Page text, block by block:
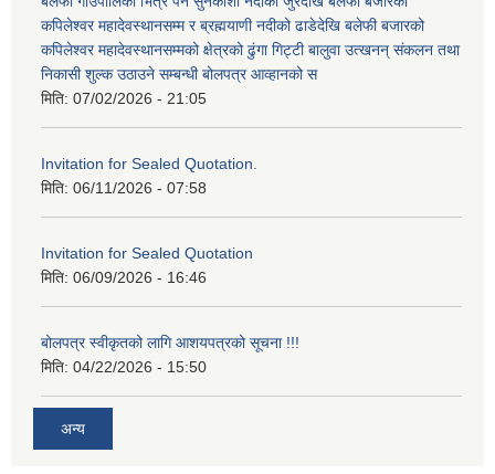
कपिलेश्वर महादेवस्थानसम्म र ब्रह्मयाणी नदीको ढाडेदेखि बलेफी बजारको
कपिलेश्वर महादेवस्थानसम्मको क्षेत्रको ढुंगा गिट्टी बालुवा उत्खनन् संकलन तथा
निकासी शुल्क उठाउने सम्बन्धी बोलपत्र आव्हानको स
मिति: 07/02/2026 - 21:05
Invitation for Sealed Quotation.
मिति: 06/11/2026 - 07:58
Invitation for Sealed Quotation
मिति: 06/09/2026 - 16:46
बोलपत्र स्वीकृतको लागि आशयपत्रको सूचना !!!
मिति: 04/22/2026 - 15:50
अन्य